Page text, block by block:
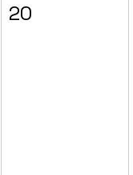
20